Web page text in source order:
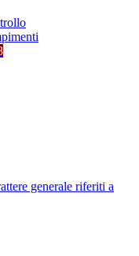
generale riferiti a